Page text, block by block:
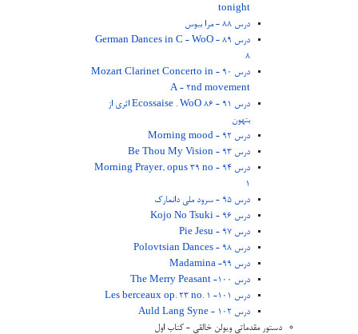
tonight
درس 88 - مرا ببوس
درس 89 - German Dances in C - WoO
8
درس 90 - Mozart Clarinet Concerto in
A - 2nd movement
درس 91 - Ecossaise . WoO 86 اثری از
بتهون
درس 92 - Morning mood
درس 93 - Be Thou My Vision
درس 94 - Morning Prayer, opus 39 no
1
درس 95 - سرود ملی دانمارک
درس 96 - Kojo No Tsuki
درس 97 - Pie Jesu
درس 98 - Polovtsian Dances
درس 99- Madamina
درس 100- The Merry Peasant
درس 101- Les berceaux op. 23 no. 1
درس 102 - Auld Lang Syne
دستور مقدماتی ویولن خالقی - کتاب اول